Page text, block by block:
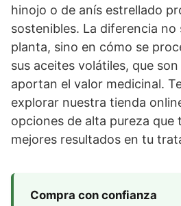
hinojo o de anís estrellado
sostenibles. La diferencia no
planta, sino en cómo se
sus aceites volátiles, que
aportan el valor medicinal.
explorar nuestra tienda
opciones de alta pureza que
mejores resultados en tu
Compra con confianza